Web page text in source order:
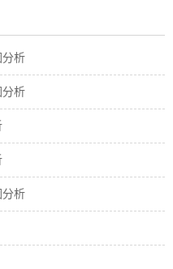
分析
分析
分析